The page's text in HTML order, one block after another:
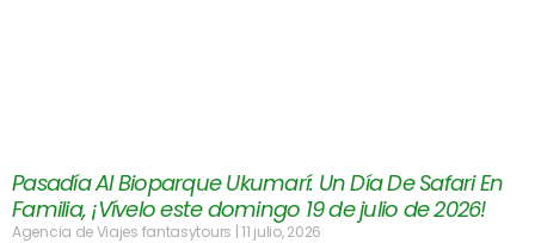
Pasadía Al Bioparque Ukumarí: Un Día De Safari En
Familia, ¡Vívelo este domingo 19 de julio de 2026!
Agencia de Viajes fantasytours 11 julio, 2026